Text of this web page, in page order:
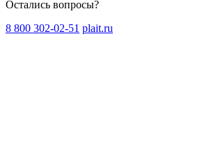
Остались вопросы?
8 800 302-02-51 plait.ru